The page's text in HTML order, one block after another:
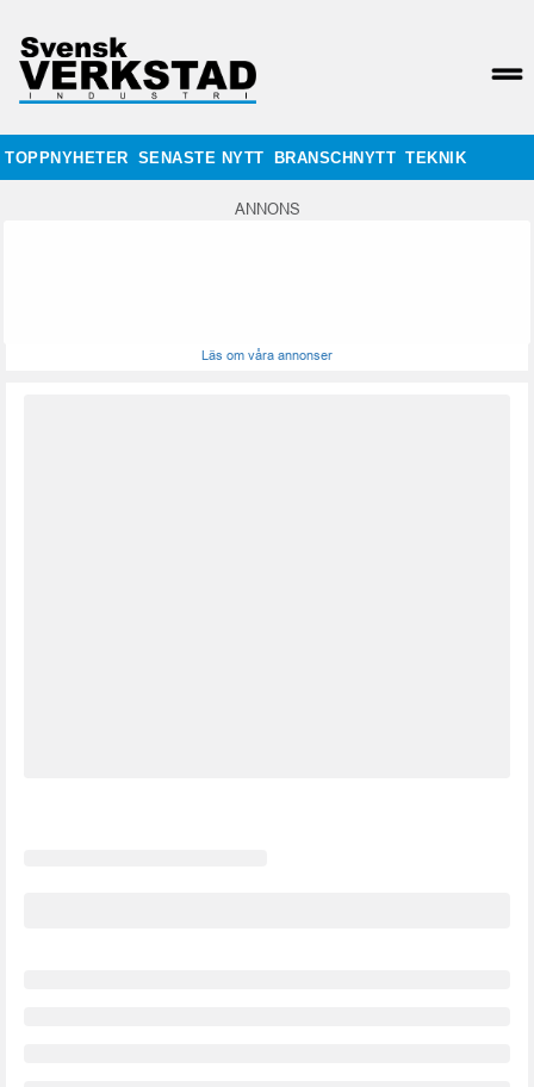
TOPPNYHETER SENASTE NYTT BRANSCHNYTT TEKNIK
ANNONS
Läs om våra annonser